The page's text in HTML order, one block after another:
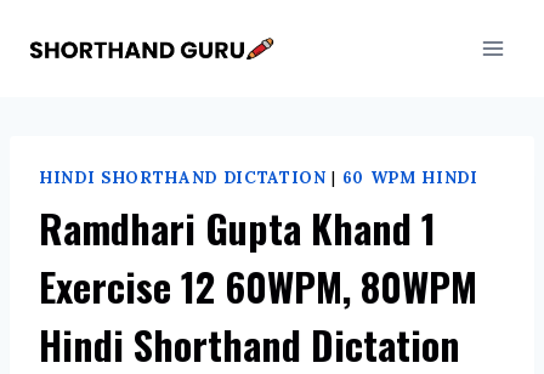
HINDI SHORTHAND DICTATION | 60 WPM HINDI
Ramdhari Gupta Khand 1
Exercise 12 60WPM, 80WPM
Hindi Shorthand Dictation